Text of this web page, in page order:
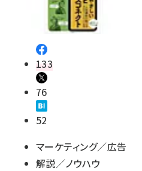
133
76
52
マーケティング／広告
解説／ノウハウ